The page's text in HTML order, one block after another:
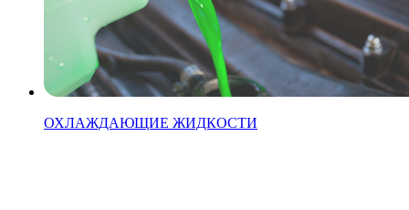
ОХЛАЖДАЮЩИЕ ЖИДКОСТИ